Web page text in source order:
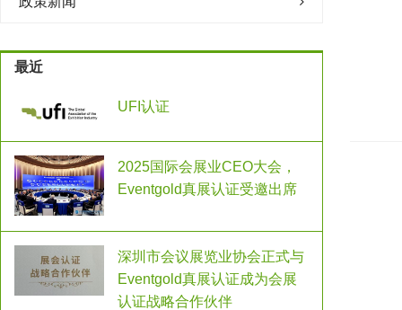
最近
UFI认证
2025国际会展业CEO大会，
Eventgold真展认证受邀出席
深圳市会议展览业协会正式与
Eventgold真展认证成为会展
认证战略合作伙伴